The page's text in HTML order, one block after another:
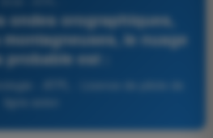
ondes orographiques,
le nuage
est :